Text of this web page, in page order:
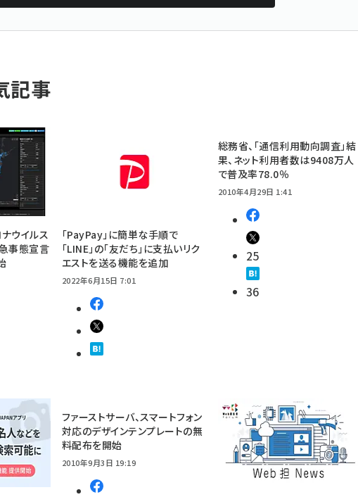
記事
ウイルス
事態宣言
「PayPay」に簡単な手順で
「LINE」の「友だち」に支払いリク
エストを送る機能を追加
2022年6月15日 7:01
総務省、「通信利用動向調査」結
果、ネット利用者数は9408万人
で普及率78.0％
2010年4月29日 1:41
25
36
ファーストサーバ、スマートフォン
対応のデザインテンプレートの無
料配布を開始
2010年9月3日 19:19